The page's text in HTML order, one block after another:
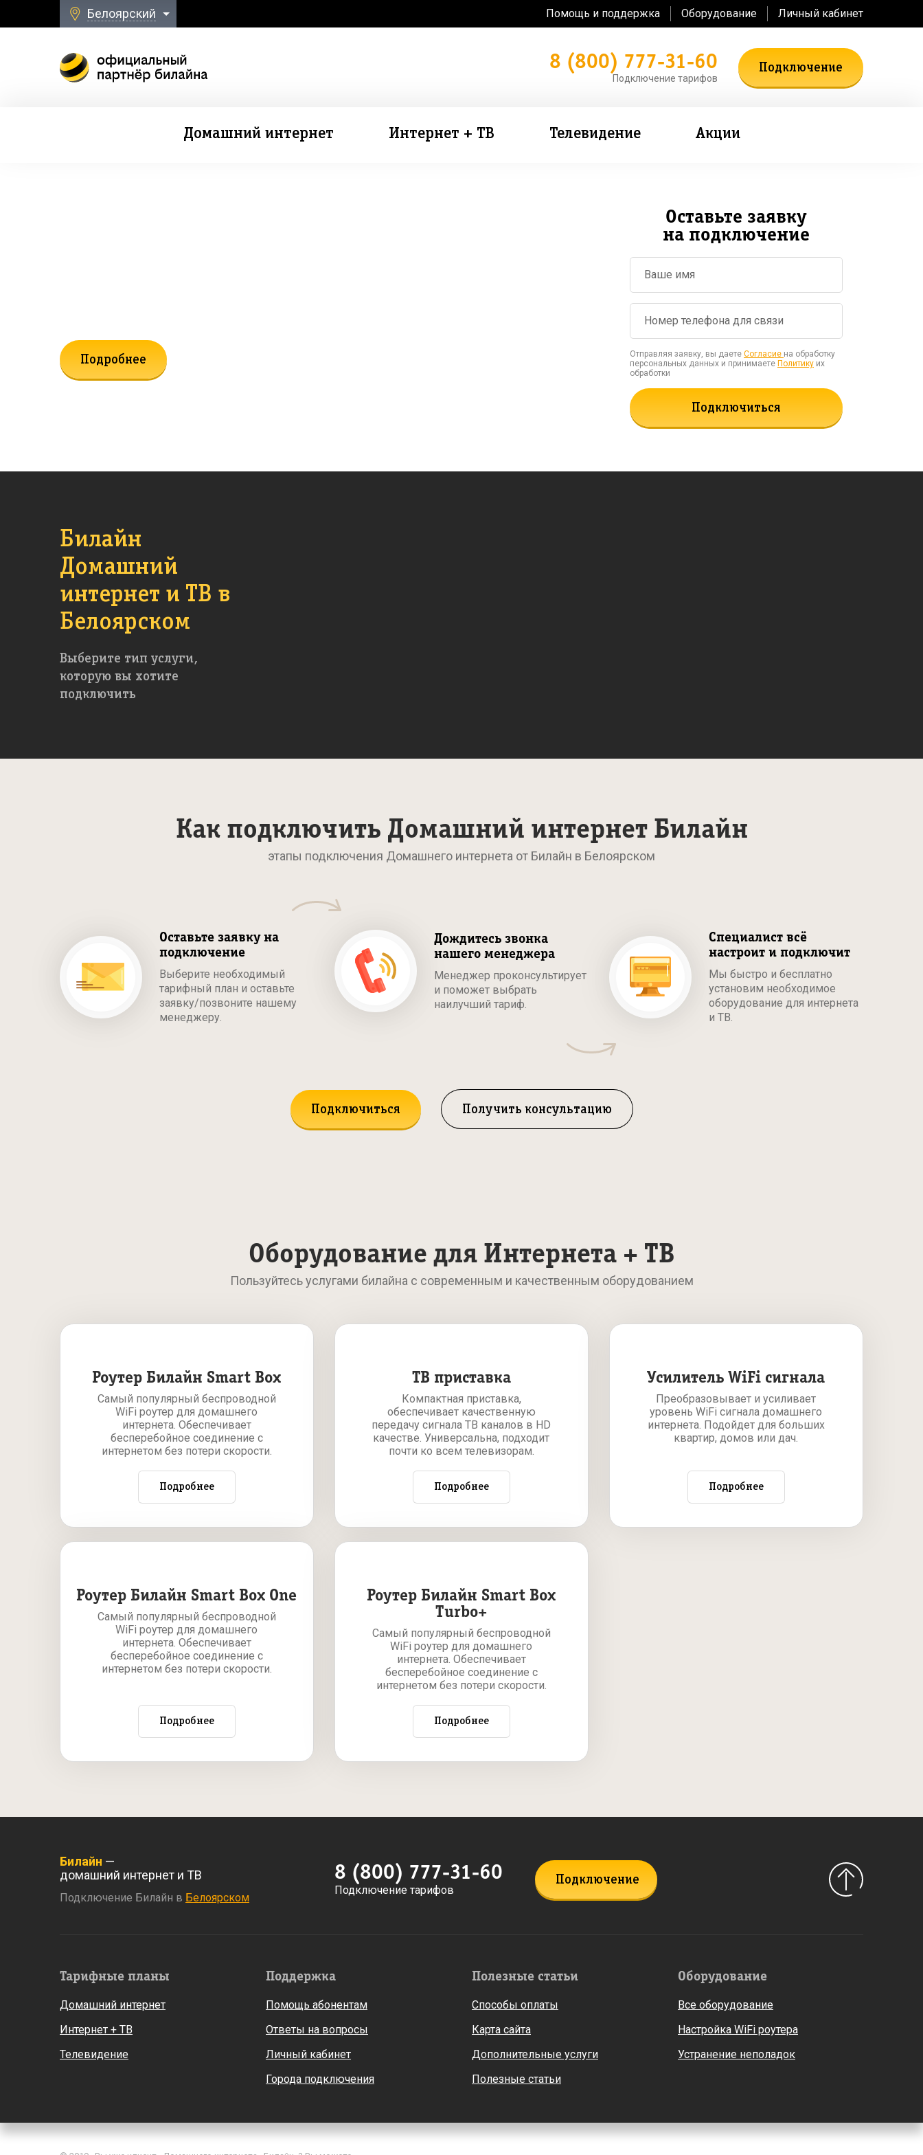
Белоярский Помощь и поддержка Оборудование Личный кабинет
8 (800) 777-31-60
Подключение тарифов
Подключение
Домашний интернет Интернет + ТВ Телевидение Акции
Подробнее
Оставьте заявку
на подключение
Отправляя заявку, вы даете Согласие на обработку
персональных данных и принимаете Политику их
обработки
Подключиться
Билайн
Домашний
интернет и ТВ в
Белоярском
Выберите тип услуги,
которую вы хотите
подключить
Как подключить Домашний интернет Билайн
этапы подключения Домашнего интернета от Билайн в Белоярском
Оставьте заявку на
подключение
Выберите необходимый
тарифный план и оставьте
заявку/позвоните нашему
менеджеру.
Дождитесь звонка
нашего менеджера
Менеджер проконсультирует
и поможет выбрать
наилучший тариф.
Специалист всё
настроит и подключит
Мы быстро и бесплатно
установим необходимое
оборудование для интернета
и ТВ.
Подключиться Получить консультацию
Оборудование для Интернета + ТВ
Пользуйтесь услугами билайна с современным и качественным оборудованием
Роутер Билайн Smart Box
Самый популярный беспроводной
WiFi роутер для домашнего
интернета. Обеспечивает
бесперебойное соединение с
интернетом без потери скорости.
Подробнее
ТВ приставка
Компактная приставка,
обеспечивает качественную
передачу сигнала ТВ каналов в HD
качестве. Универсальна, подходит
почти ко всем телевизорам.
Подробнее
Усилитель WiFi сигнала
Преобразовывает и усиливает
уровень WiFi сигнала домашнего
интернета. Подойдет для больших
квартир, домов или дач.
Подробнее
Роутер Билайн Smart Box One
Самый популярный беспроводной
WiFi роутер для домашнего
интернета. Обеспечивает
бесперебойное соединение с
интернетом без потери скорости.
Подробнее
Роутер Билайн Smart Box
Turbo+
Самый популярный беспроводной
WiFi роутер для домашнего
интернета. Обеспечивает
бесперебойное соединение с
интернетом без потери скорости.
Подробнее
Билайн —
домашний интернет и ТВ
Подключение Билайн в Белоярском
8 (800) 777-31-60
Подключение тарифов
Подключение
Тарифные планы
Домашний интернет
Интернет + ТВ
Телевидение
Поддержка
Помощь абонентам
Ответы на вопросы
Личный кабинет
Города подключения
Полезные статьи
Способы оплаты
Карта сайта
Дополнительные услуги
Полезные статьи
Оборудование
Все оборудование
Настройка WiFi роутера
Устранение неполадок